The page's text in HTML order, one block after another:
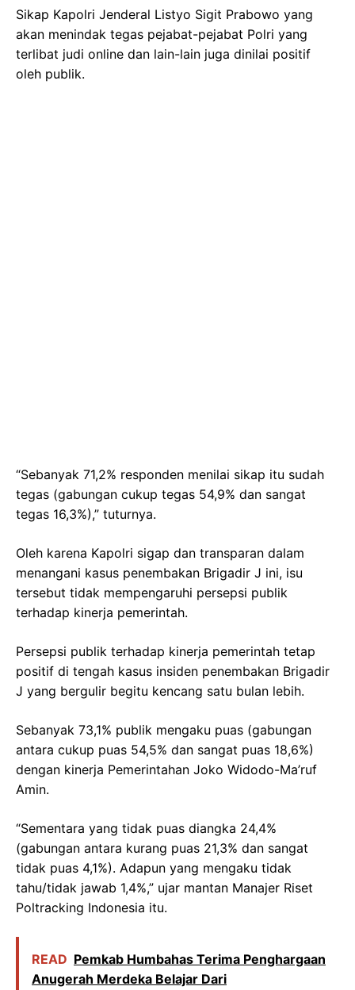
Sikap Kapolri Jenderal Listyo Sigit Prabowo yang
akan menindak tegas pejabat-pejabat Polri yang
terlibat judi online dan lain-lain juga dinilai positif
oleh publik.
“Sebanyak 71,2% responden menilai sikap itu sudah
tegas (gabungan cukup tegas 54,9% dan sangat
tegas 16,3%),” tuturnya.
Oleh karena Kapolri sigap dan transparan dalam
menangani kasus penembakan Brigadir J ini, isu
tersebut tidak mempengaruhi persepsi publik
terhadap kinerja pemerintah.
Persepsi publik terhadap kinerja pemerintah tetap
positif di tengah kasus insiden penembakan Brigadir
J yang bergulir begitu kencang satu bulan lebih.
Sebanyak 73,1% publik mengaku puas (gabungan
antara cukup puas 54,5% dan sangat puas 18,6%)
dengan kinerja Pemerintahan Joko Widodo-Ma’ruf
Amin.
“Sementara yang tidak puas diangka 24,4%
(gabungan antara kurang puas 21,3% dan sangat
tidak puas 4,1%). Adapun yang mengaku tidak
tahu/tidak jawab 1,4%,” ujar mantan Manajer Riset
Poltracking Indonesia itu.
READ Pemkab Humbahas Terima Penghargaan
Anugerah Merdeka Belajar Dari